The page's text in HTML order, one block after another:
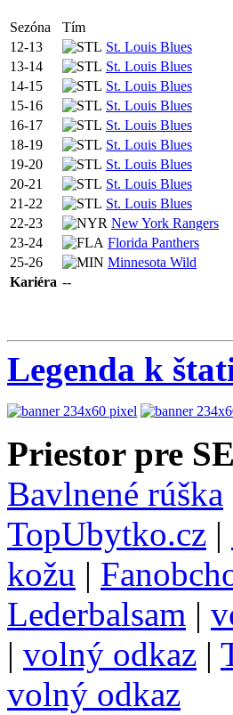
Sezóna Tím
12-13
St. Louis Blues
13-14
St. Louis Blues
14-15
St. Louis Blues
15-16
St. Louis Blues
16-17
St. Louis Blues
18-19
St. Louis Blues
19-20
St. Louis Blues
20-21
St. Louis Blues
21-22
St. Louis Blues
22-23
New York Rangers
23-24
Florida Panthers
25-26
Minnesota Wild
Kariéra --
Legenda k
Priestor pre
Bavlnené rúška
TopUbytko.cz |
kožu |
Lederbalsam |
| volný odkaz |
volný odkaz